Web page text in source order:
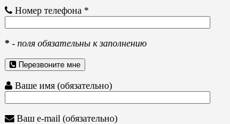
Номер телефона *
* - поля обязательны к заполнению
Перезвоните мне
Ваше имя (обязательно)
Ваш e-mail (обязательно)